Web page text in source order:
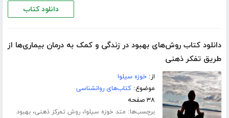
دانلود کتاب
دانلود کتاب روش‌های بهبود در زندگی و کمک به درمان بیماری‌ها از
طریق تفکر ذهنی
از:خوزه سیلوا
موضوع:کتاب‌های روانشناسی
۳۸ صفحه
برچسب‌ها: متد خوزه سیلوا،روش تمرکز ذهنی،بهبود